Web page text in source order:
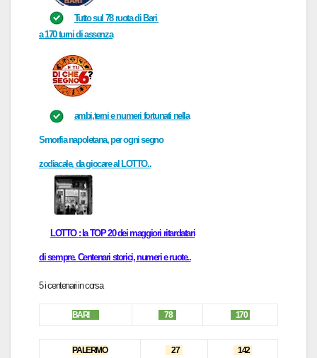
Tutto sul 78 ruota diBari
a170turnidi assenza
ambi,terni e numeri fortunati nella
Smorfia napoletana, perognisegno
zodiacale, da giocare al LOTTO..
LOTTO : la TOP 20 dei maggiori ritardatari
di sempre. Centenari storici, numeri e ruote..
5 i centenari in corsa
BARI 78 170
PALERMO 27 142